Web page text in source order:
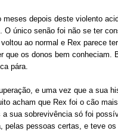
meses depois deste violento
O único senão foi não se ter
ao normal e Rex parece
que os donos bem conheciam.
pára.
e uma vez que a sua
acham que Rex foi o cão
a sua sobrevivência só foi
pelas pessoas certas, e teve